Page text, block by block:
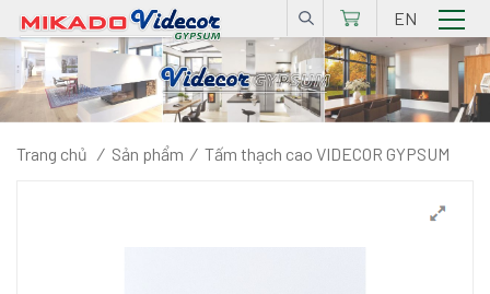
EN
Trang chủ / Sản phẩm / Tấm thạch cao VIDECOR GYPSUM